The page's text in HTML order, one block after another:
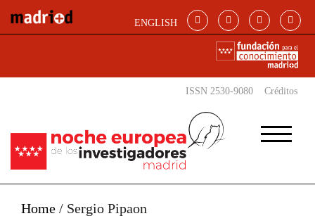
ENGLISH
ISSN 2530-9080 Créditos
Home / Sergio Pipaon